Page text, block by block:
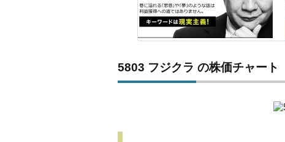
5803 フジクラ の株価チャート